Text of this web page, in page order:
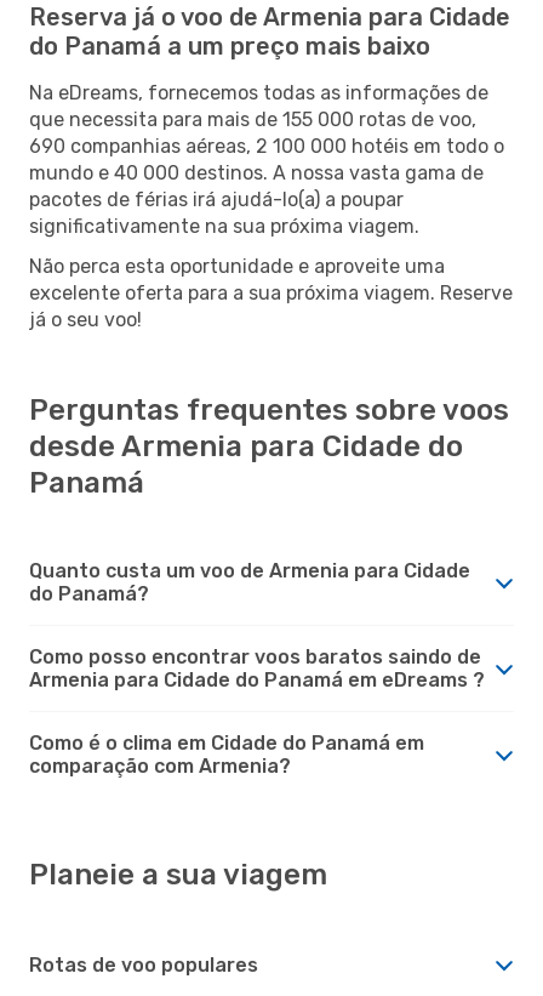
Reserva já o voo de Armenia para Cidade
do Panamá a um preço mais baixo
Na eDreams, fornecemos todas as informações de
que necessita para mais de 155 000 rotas de voo,
690 companhias aéreas, 2 100 000 hotéis em todo o
mundo e 40 000 destinos. A nossa vasta gama de
pacotes de férias irá ajudá-lo(a) a poupar
significativamente na sua próxima viagem.
Não perca esta oportunidade e aproveite uma
excelente oferta para a sua próxima viagem. Reserve
já o seu voo!
Perguntas frequentes sobre voos
desde Armenia para Cidade do
Panamá
Quanto custa um voo de Armenia para Cidade
do Panamá?
Como posso encontrar voos baratos saindo de
Armenia para Cidade do Panamá em eDreams ?
Como é o clima em Cidade do Panamá em
comparação com Armenia?
Planeie a sua viagem
Rotas de voo populares